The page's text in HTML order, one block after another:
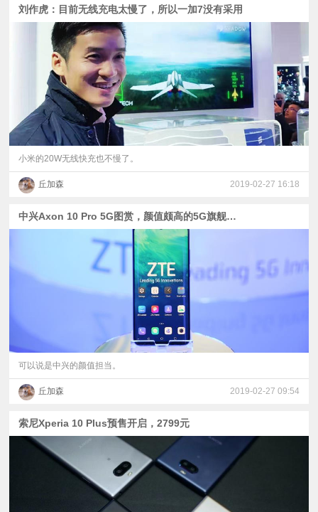
刘作虎：目前无线充电太慢了，所以一加7没有采用
小米的20W无线快充也不慢了。
丘加森 2019-02-27 16:18
中兴Axon 10 Pro 5G图赏，颜值颇高的5G旗舰手机
可以说是中兴的颜值担当。
丘加森 2019-02-27 09:54
索尼Xperia 10 Plus预售开启，2799元